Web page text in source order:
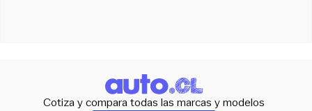
Cotiza y compara todas las marcas y modelos